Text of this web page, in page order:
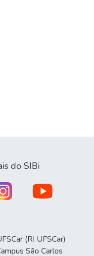
do SIBi
(RI UFSCar)
São Carlos